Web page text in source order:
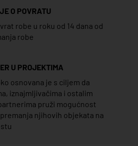
O POVRATU
robe u roku od 14 dana od
robe
U PROJEKTIMA
osnovana je s ciljem da
iznajmljivačima i ostalim
pruži mogućnost
njihovih objekata na